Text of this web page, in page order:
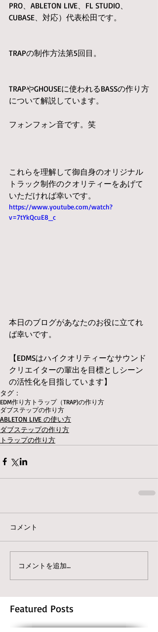
PRO、ABLETON LIVE、FL STUDIO、
CUBASE、対応）代表松田です。
TRAPの制作方法第5回目。
TRAPやGHOUSEに使われるBASSの作り方
について解説しています。
フォンフォン音です。笑
これらを理解して御自身のオリジナル
トラック制作のクオリティーをあげて
いただければ幸いです。
https://www.youtube.com/watch?
v=7tYkQcuE8_c
本日のブログがあなたのお役に立てれ
ば幸いです。
【EDMSはハイクオリティーなサウンド
クリエイターの輩出を目標としシーン
の活性化を目指しています】
タグ：
EDM作り方 トラップ（TRAP)の作り方
ダブステップの作り方
ABLETON LIVE の使い方
ダブステップの作り方
トラップの作り方
コメント
コメントを追加…
Featured Posts